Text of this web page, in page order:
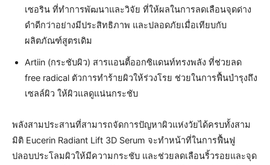
เซอริน ที่ทำการพัฒนาและวิจัย ที่ให้ผลในการลดเลือนจุดด่าง
ดำดีกว่าอย่างมีประสิทธิภาพ และปลอดภัยเมื่อเทียบกับ
ผลิตภัณฑ์สูตรเดิม
Artiin (กระชับผิว) สารแอนตี้ออกซิแดนท์ทรงพลัง ที่ช่วยลด
free radical ตัวการทำร้ายผิวให้ร่วงโรย ช่วยในการฟื้นบำรุงถึง
เซลล์ผิว ให้ผิวแลดูแน่นกระชับ
พลังสามประสานที่สามารถจัดการปัญหาผิวแห่งวัยได้ครบทั้งสาม
มิติ Eucerin Radiant Lift 3D Serum จะทำหน้าที่ในการฟื้นฟู
ปลอบประโลมผิวให้มีความกระชับ และช่วยลดเลือนริ้วรอยและจุด